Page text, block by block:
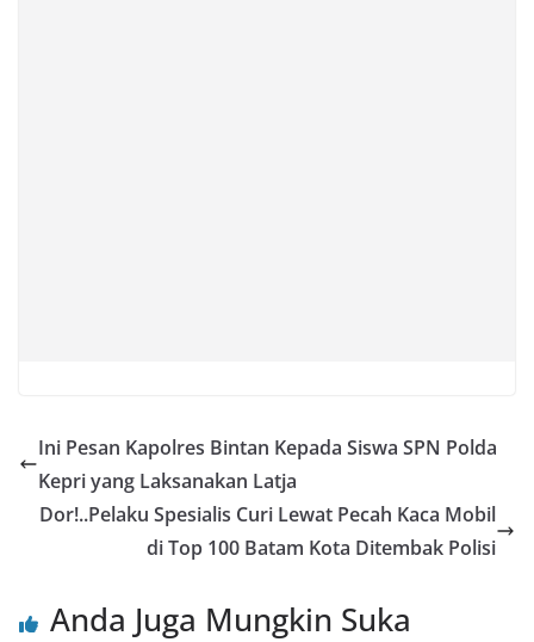
Ini Pesan Kapolres Bintan Kepada Siswa SPN Polda
Kepri yang Laksanakan Latja
Dor!..Pelaku Spesialis Curi Lewat Pecah Kaca Mobil
di Top 100 Batam Kota Ditembak Polisi
Anda Juga Mungkin Suka